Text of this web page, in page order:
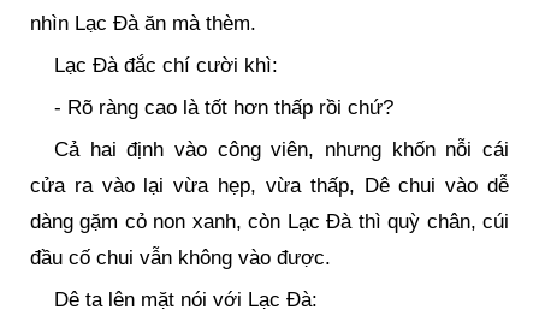
nhìn Lạc Đà ăn mà thèm.
Lạc Đà đắc chí cười khì:
- Rõ ràng cao là tốt hơn thấp rồi chứ?
Cả hai định vào công viên, nhưng khốn nỗi cái
cửa ra vào lại vừa hẹp, vừa thấp, Dê chui vào dễ
dàng gặm cỏ non xanh, còn Lạc Đà thì quỳ chân, cúi
đầu cố chui vẫn không vào được.
Dê ta lên mặt nói với Lạc Đà: